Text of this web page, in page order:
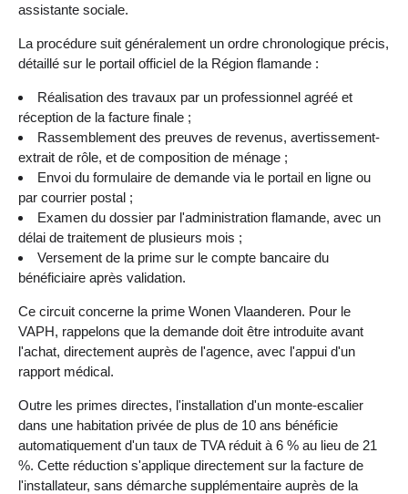
assistante sociale.
La procédure suit généralement un ordre chronologique précis,
détaillé sur le portail officiel de la Région flamande :
Réalisation des travaux par un professionnel agréé et
réception de la facture finale ;
Rassemblement des preuves de revenus, avertissement-
extrait de rôle, et de composition de ménage ;
Envoi du formulaire de demande via le portail en ligne ou
par courrier postal ;
Examen du dossier par l'administration flamande, avec un
délai de traitement de plusieurs mois ;
Versement de la prime sur le compte bancaire du
bénéficiaire après validation.
Ce circuit concerne la prime Wonen Vlaanderen. Pour le
VAPH, rappelons que la demande doit être introduite avant
l'achat, directement auprès de l'agence, avec l'appui d'un
rapport médical.
Outre les primes directes, l'installation d'un monte-escalier
dans une habitation privée de plus de 10 ans bénéficie
automatiquement d'un taux de TVA réduit à 6 % au lieu de 21
%. Cette réduction s'applique directement sur la facture de
l'installateur, sans démarche supplémentaire auprès de la